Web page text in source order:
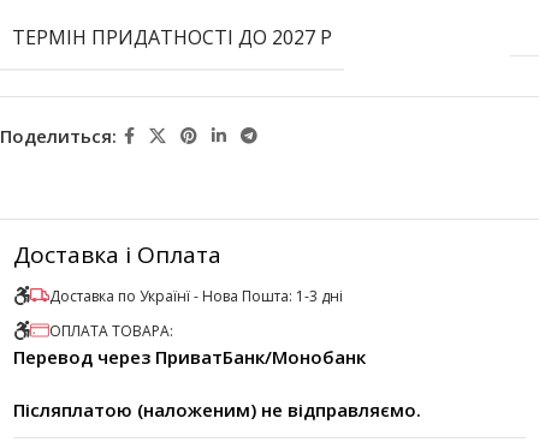
ТЕРМІН ПРИДАТНОСТІ ДО 2027 Р
Поделиться:
Доставка і Оплата
Доставка по Українї - Нова Пошта: 1-3 дні
ОПЛАТА ТОВАРА:
Перевод через ПриватБанк/Монобанк
Післяплатою (наложеним) не відправляємо.